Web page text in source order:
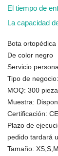
El tiempo de
La capacidad
Bota
De color negro
Servicio
Tipo de
MOQ: 300
Muestra:
Certificación:
Plazo de
pedido tardará
Tamaño: